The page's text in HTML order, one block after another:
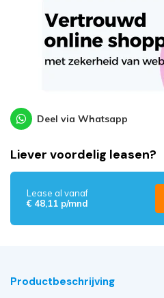
Deel via Whatsapp
Liever voordelig leasen?
Lease al vanaf
€ 48,11 p/mnd
Productbeschrijving